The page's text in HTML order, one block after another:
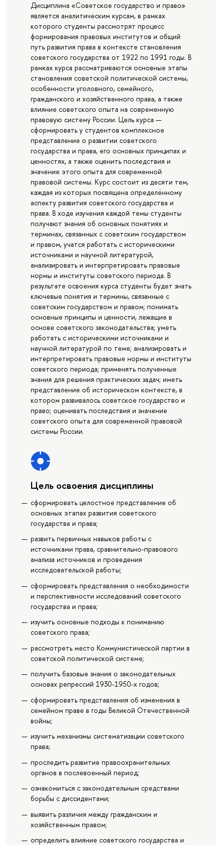
Дисциплина «Советское государство и право»
является аналитическим курсам, в рамках
которого студенты рассмотрят процесс
формирования правовых институтов и общий
путь развития права в контексте становления
советского государства от 1922 по 1991 годы. В
рамках курса рассматриваются основные этапы
становления советской политической системы,
особенности уголовного, семейного,
гражданского и хозяйственного права, а также
влияние советского опыта на современную
правовую систему России. Цель курса —
сформировать у студентов комплексное
представление о развитии советского
государства и права, его основных принципах и
ценностях, а также оценить последствия и
значение этого опыта для современной
правовой системы. Курс состоит из десяти тем,
каждая из которых посвящена определённому
аспекту развития советского государства и
права. В ходе изучения каждой темы студенты
получают знания об основных понятиях и
терминах, связанных с советским государством
и правом, учатся работать с историческими
источниками и научной литературой,
анализировать и интерпретировать правовые
нормы и институты советского периода. В
результате освоения курса студенты будет знать
ключевые понятия и термины, связанные с
советским государством и правом; понимать
основные принципы и ценности, лежащие в
основе советского законодательства; уметь
работать с историческими источниками и
научной литературой по теме; анализировать и
интерпретировать правовые нормы и институты
советского периода; применять полученные
знания для решения практических задач; иметь
представление об историческом контексте, в
котором развивалось советское государство и
право; оценивать последствия и значение
советского опыта для современной правовой
системы России.
Цель освоения дисциплины
сформировать целостное представление об
основных этапах развития советского
государства и права;
развить первичных навыков работы с
источниками права, сравнительно-правового
анализа источников и проведения
исследовательской работы;
сформировать представления о необходимости
и перспективности исследований советского
государства и права;
изучить основные подходы к пониманию
советского права;
рассмотреть место Коммунистической партии в
советской политической системе;
получить базовые знания о законодательных
основах репрессий 1930-1950-х годов;
сформировать представления об изменения в
семейном праве в годы Великой Отечественной
войны;
изучить механизмы систематизации советского
права;
проследить развитие правоохранительных
органов в послевоенный период;
ознакомиться с законодательным средствами
борьбы с диссидентами;
выявить различия между гражданским и
хозяйственным правом;
определить влияние советского государства и